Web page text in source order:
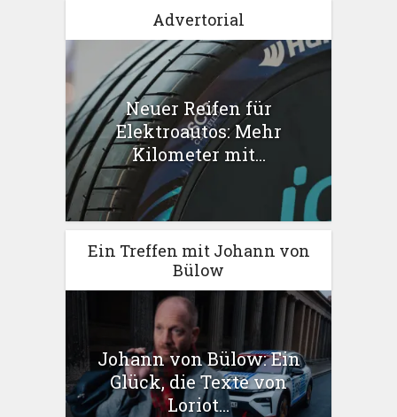
Advertorial
Neuer Reifen für
Elektroautos: Mehr
Kilometer mit...
Ein Treffen mit Johann von
Bülow
Johann von Bülow: Ein
Glück, die Texte von
Loriot...